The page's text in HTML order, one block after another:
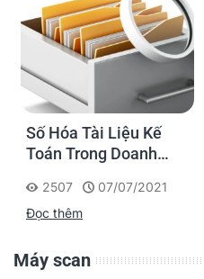
Số Hóa Tài Liệu Kế
Toán Trong Doanh
2507
07/07/2021
Đọc thêm
Máy scan